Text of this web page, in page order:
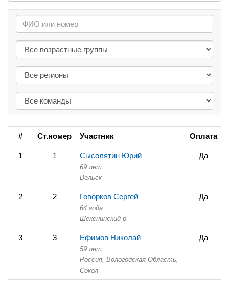
# Ст.номер Участник Оплата
1 1 Сысолятин Юрий
69 лет
Вельск
Да
2 2 Говорков Сергей
64 года
Шекснинский р.
Да
3 3 Ефимов Николай
59 лет
Россия, Вологодская Область,
Сокол
Да